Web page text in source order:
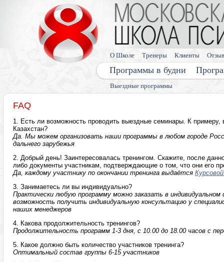
Выездные программы
Программы в будни
О Школе Тренеры Клиенты
FAQ
1. Есть ли возможность проводить выездные семинары. К примеру,
Казахстан?
Да. Мы можем организовать наши программы в любом городе
дальнего зарубежья
2. Добрый день! Заинтересовалась тренингом. Скажите, после
либо документы участникам, подтверждающие о том, что они его
Да, каждому участнику по окончании тренинга выдаётся
3. Занимаетесь ли вы индивидуально?
Практически любую программу можно заказать в
возможность получить индивидуальную консультацию у
наших менеджеров
4. Какова продолжительность тренингов?
Продолжительность программ 1-3 дня, с 10.00 до 18.00 часов с
5. Какое должно быть количество участников тренинга?
Оптимальный состав группы 6-15 участников